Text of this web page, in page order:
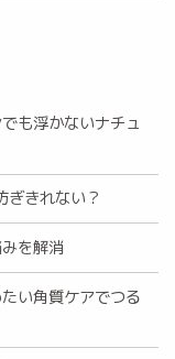
も浮かないナチュ
ぎきれない？
を解消
い角質ケアでつる